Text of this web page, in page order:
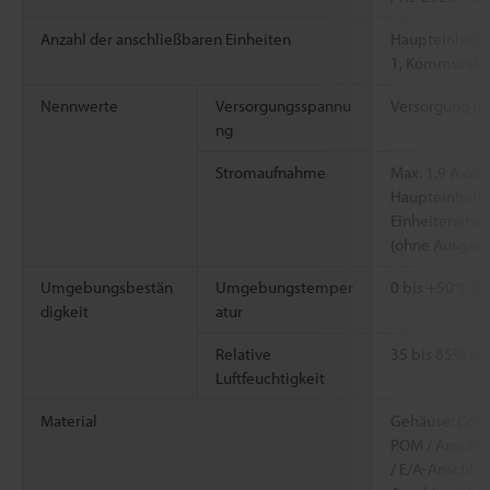
Anzahl der anschließbaren Einheiten
Nennwerte
Versorgungsspannu
ng
Versorgung
Stromaufnahme
Max. 1,9 A
Haupteinheit:
(ohne
Umgebungsbestän
digkeit
Umgebungstemper
atur
0 bis +50°C
Relative
Luftfeuchtigkeit
35 bis 85%
Material
Gehäuse:
POM /